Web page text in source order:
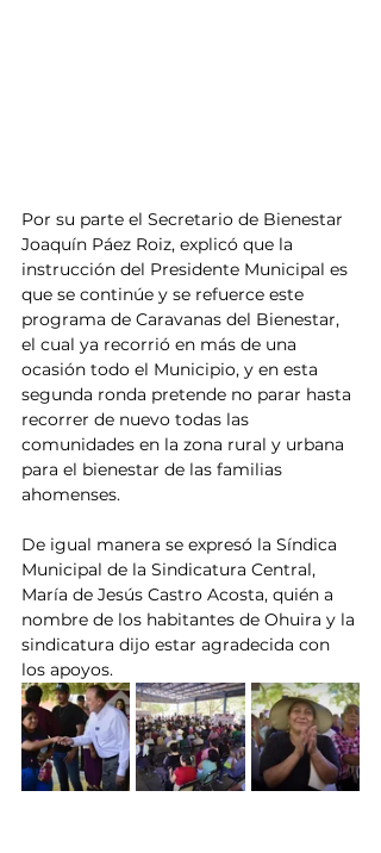
Por su parte el Secretario de Bienestar
Joaquín Páez Roiz, explicó que la
instrucción del Presidente Municipal es
que se continúe y se refuerce este
programa de Caravanas del Bienestar,
el cual ya recorrió en más de una
ocasión todo el Municipio, y en esta
segunda ronda pretende no parar hasta
recorrer de nuevo todas las
comunidades en la zona rural y urbana
para el bienestar de las familias
ahomenses.
De igual manera se expresó la Síndica
Municipal de la Sindicatura Central,
María de Jesús Castro Acosta, quién a
nombre de los habitantes de Ohuira y la
sindicatura dijo estar agradecida con
los apoyos.